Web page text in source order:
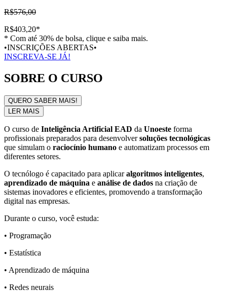
R$576,00
R$403,20*
* Com até 30% de bolsa, clique e saiba mais.
•INSCRIÇÕES ABERTAS•
INSCREVA-SE JÁ!
SOBRE O CURSO
QUERO SABER MAIS!
LER MAIS
O curso de Inteligência Artificial EAD da Unoeste forma
profissionais preparados para desenvolversoluções tecnológicas
que simulam o raciocínio humano e automatizam processos em
diferentes setores.
O tecnólogo é capacitado para aplicaralgoritmos inteligentes,
aprendizado de máquina e análise de dados na criação de
sistemas inovadores e eficientes, promovendo a transformação
digital nas empresas.
Durante o curso, você estuda:
• Programação
• Estatística
• Aprendizado de máquina
• Redes neurais